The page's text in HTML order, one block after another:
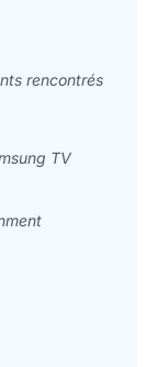
rencontrés
TV